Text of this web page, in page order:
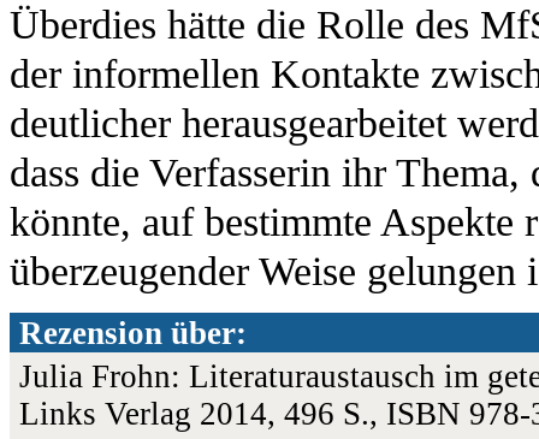
Überdies hätte die Rolle des
der informellen Kontakte
deutlicher herausgearbeitet
dass die Verfasserin ihr
könnte, auf bestimmte Aspekte
überzeugender Weise gelungen
Rezension über:
Julia Frohn: Literaturaustausch im
Links Verlag 2014, 496 S., ISBN